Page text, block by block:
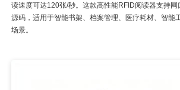
读速度可达120张/秒。这款高性能RFID阅读器支持
源码，适用于智能书架、档案管理、医疗耗材、智能
场景。